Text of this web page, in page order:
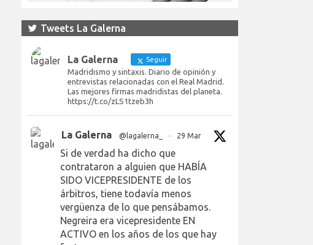
Tweets La Galerna
La Galerna Seguir
Madridismo y sintaxis. Diario de opinión y
entrevistas relacionadas con el Real Madrid.
Las mejores firmas madridistas del planeta.
https://t.co/zLS1tzeb3h
La Galerna @lagalerna_ · 29 Mar
Si de verdad ha dicho que
contrataron a alguien que HABÍA
SIDO VICEPRESIDENTE de los
árbitros, tiene todavía menos
vergüenza de lo que pensábamos.
Negreira era vicepresidente EN
ACTIVO en los años de los que hay